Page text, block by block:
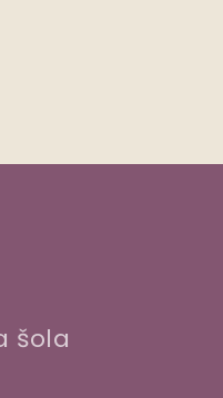
šola